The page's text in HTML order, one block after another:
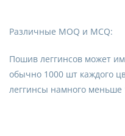
Различные MOQ и MCQ:
Пошив леггинсов может
обычно 1000 шт каждого
леггинсы намного